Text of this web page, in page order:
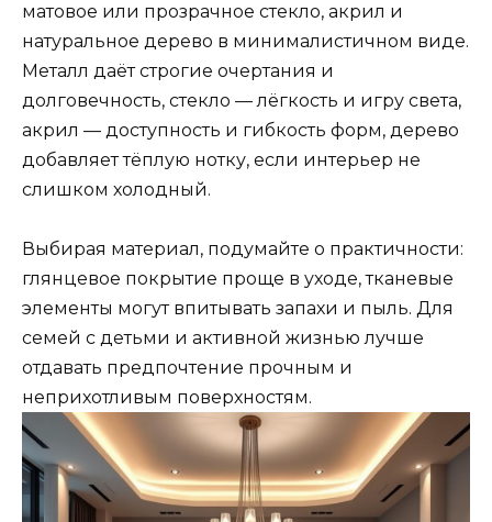
матовое или прозрачное стекло, акрил и
натуральное дерево в минималистичном виде.
Металл даёт строгие очертания и
долговечность, стекло — лёгкость и игру света,
акрил — доступность и гибкость форм, дерево
добавляет тёплую нотку, если интерьер не
слишком холодный.
Выбирая материал, подумайте о практичности:
глянцевое покрытие проще в уходе, тканевые
элементы могут впитывать запахи и пыль. Для
семей с детьми и активной жизнью лучше
отдавать предпочтение прочным и
неприхотливым поверхностям.